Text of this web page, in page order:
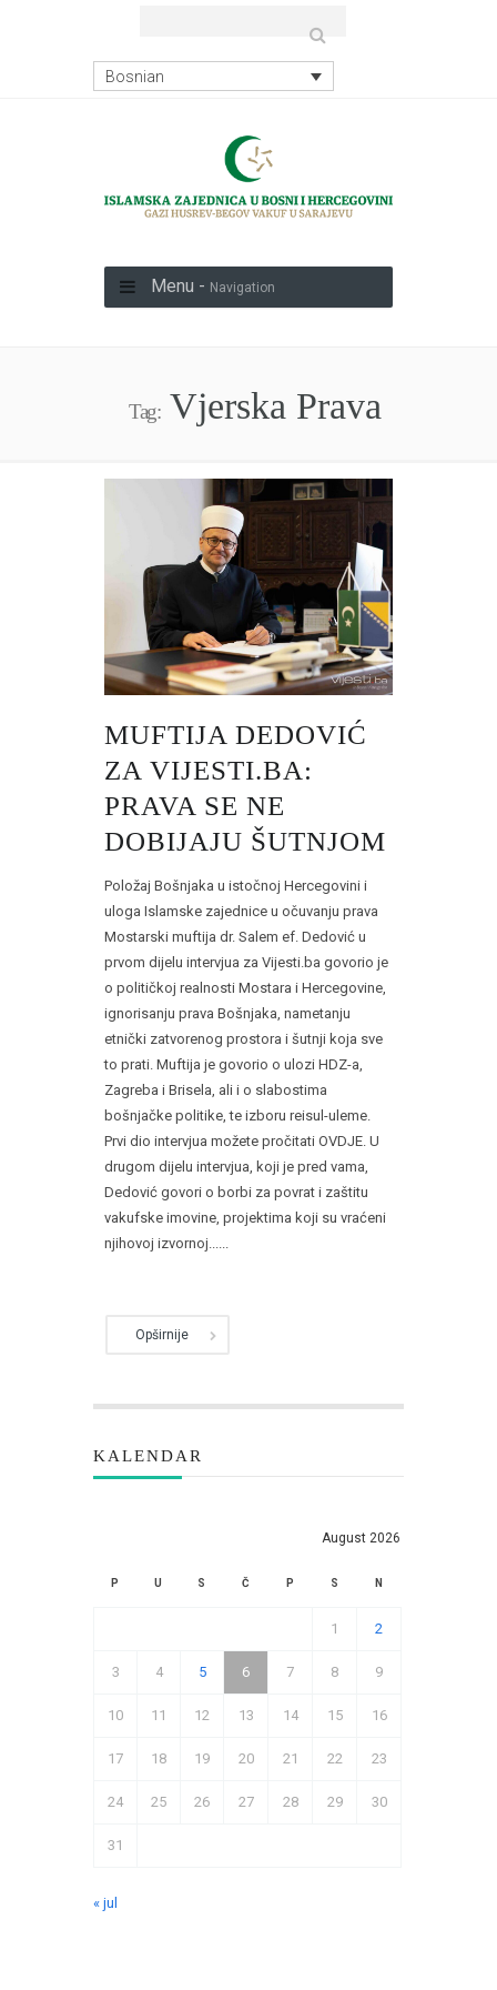
Bosnian
Menu - Navigation
Tag:Vjerska Prava
MUFTIJA DEDOVIĆ
ZA VIJESTI.BA:
PRAVA SE NE
DOBIJAJU ŠUTNJOM
Položaj Bošnjaka u istočnoj Hercegovini i
uloga Islamske zajednice u očuvanju prava
Mostarski muftija dr. Salem ef. Dedović u
prvom dijelu intervjua za Vijesti.ba govorio je
o političkoj realnosti Mostara i Hercegovine,
ignorisanju prava Bošnjaka, nametanju
etnički zatvorenog prostora i šutnji koja sve
to prati. Muftija je govorio o ulozi HDZ-a,
Zagreba i Brisela, ali i o slabostima
bošnjačke politike, te izboru reisul-uleme.
Prvi dio intervjua možete pročitati OVDJE. U
drugom dijelu intervjua, koji je pred vama,
Dedović govori o borbi za povrat i zaštitu
vakufske imovine, projektima koji su vraćeni
njihovoj izvornoj......
Opširnije
KALENDAR
August 2026
P U S Č P S N
1 2
3 4 5 6 7 8 9
10 11 12 13 14 15 16
17 18 19 20 21 22 23
24 25 26 27 28 29 30
31
« jul